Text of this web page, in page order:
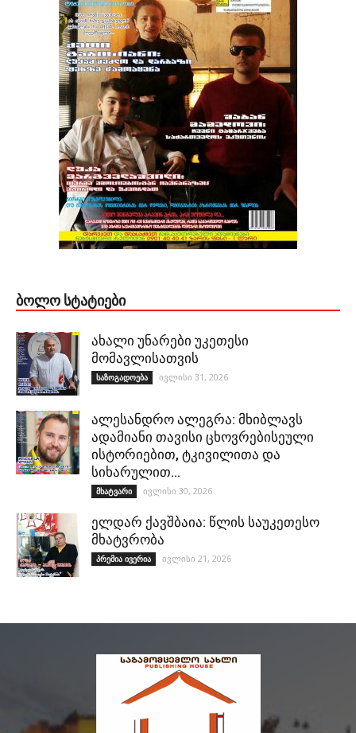
ᲑᲝᲚᲝ ᲡᲢᲐᲢᲘᲔᲑᲘ
ახალი უნარები უკეთესი
მომავლისათვის
საზოგადოება ივლისი 31, 2026
ალესანდრო ალეგრა: მხიბლავს
ადამიანი თავისი ცხოვრებისეული
ისტორიებით, ტკივილითა და
სიხარულით…
მხატვარი ივლისი 30, 2026
ელდარ ქავშბაია: წლის საუკეთესო
მხატვრობა
პრემია ივერია ივლისი 21, 2026